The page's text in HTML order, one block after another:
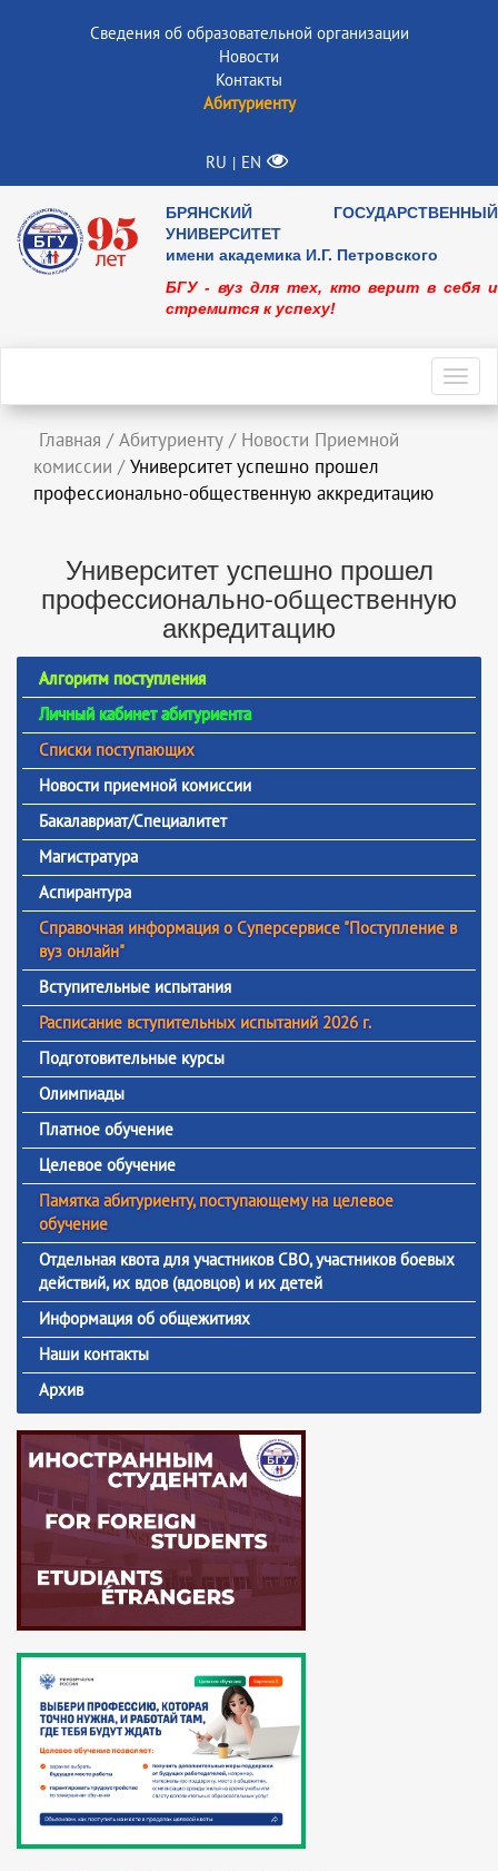
Сведения об образовательной организации
Новости
Контакты
Абитуриенту
RU | EN
БРЯНСКИЙ ГОСУДАРСТВЕННЫЙ
УНИВЕРСИТЕТ
имени академика И.Г. Петровского
БГУ - вуз для тех, кто верит в себя и
стремится к успеху!
Главная / Абитуриенту / Новости Приемной
комиссии / Университет успешно прошел
профессионально-общественную аккредитацию
Университет успешно прошел
профессионально-общественную
аккредитацию
Алгоритм поступления
Личный кабинет абитуриента
Списки поступающих
Новости приемной комиссии
Бакалавриат/Специалитет
Магистратура
Аспирантура
Справочная информация о Суперсервисе "Поступление в
вуз онлайн"
Вступительные испытания
Расписание вступительных испытаний 2026 г.
Подготовительные курсы
Олимпиады
Платное обучение
Целевое обучение
Памятка абитуриенту, поступающему на целевое
обучение
Отдельная квота для участников СВО, участников боевых
действий, их вдов (вдовцов) и их детей
Информация об общежитиях
Наши контакты
Архив